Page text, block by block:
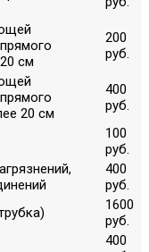
см
200
руб.
20 см
400
руб.
100
руб.
400
руб.
1600
руб.
400